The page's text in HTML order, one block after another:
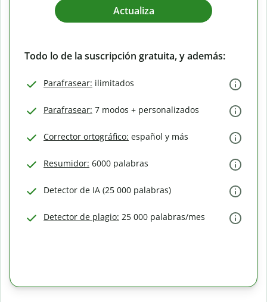
Actualiza
Todo lo de la suscripción gratuita, y además:
Parafrasear: ilimitados
Parafrasear: 7 modos + personalizados
Corrector ortográfico: español y más
Resumidor: 6000 palabras
Detector de IA (25 000 palabras)
Detector de plagio: 25 000 palabras/mes